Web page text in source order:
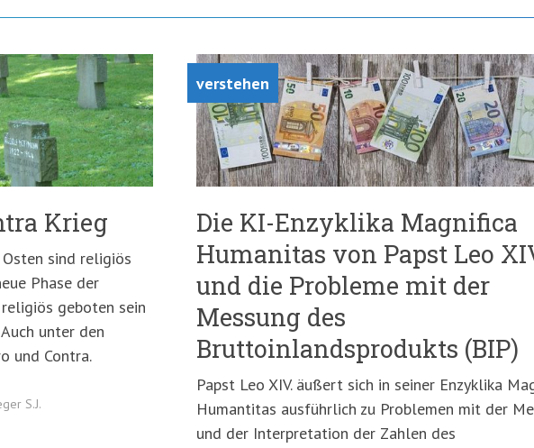
Krieg
sind religiös
Phase der
geboten sein
unter den
und Contra.
S.J.
verstehen
Die KI-Enzyklika Magnifica
Humanitas von Papst Leo
und die Probleme mit der
Messung des
Bruttoinlandsprodukts (BIP)
Papst Leo XIV. äußert sich in seiner Enzyklika
Humantitas ausführlich zu Problemen mit der
und der Interpretation der Zahlen des